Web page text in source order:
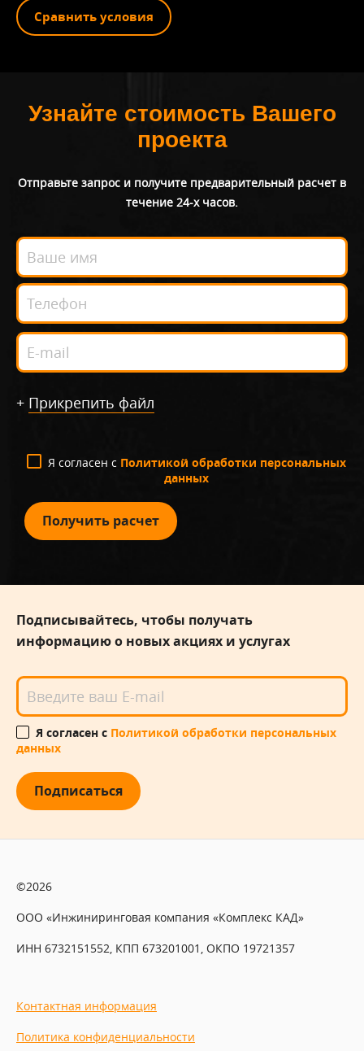
Сравнить условия
Узнайте стоимость Вашего
проекта
Отправьте запрос и получите предварительный расчет в
течение 24-х часов.
+ Прикрепить файл
Я согласен с Политикой обработки персональных
данных
Получить расчет
Подписывайтесь, чтобы получать
информацию о новых акциях и услугах
Я согласен с Политикой обработки персональных
данных
Подписаться
©2026
ООО «Инжиниринговая компания «Комплекс КАД»
ИНН 6732151552, КПП 673201001, ОКПО 19721357
Контактная информация
Политика конфиденциальности